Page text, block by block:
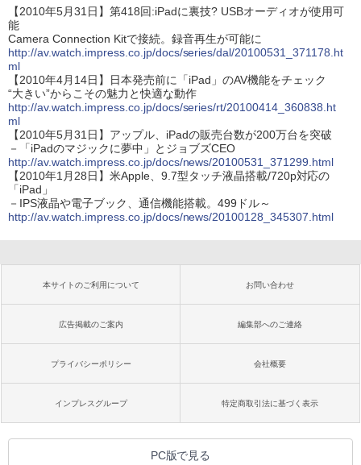
【2010年5月31日】第418回:iPadに裏技? USBオーディオが使用可
能
Camera Connection Kitで接続。録音再生が可能に
http://av.watch.impress.co.jp/docs/series/dal/20100531_371178.ht
ml
【2010年4月14日】日本発売前に「iPad」のAV機能をチェック
“大きい”からこその魅力と快適な動作
http://av.watch.impress.co.jp/docs/series/rt/20100414_360838.ht
ml
【2010年5月31日】アップル、iPadの販売台数が200万台を突破
－「iPadのマジックに夢中」とジョブズCEO
http://av.watch.impress.co.jp/docs/news/20100531_371299.html
【2010年1月28日】米Apple、9.7型タッチ液晶搭載/720p対応の
「iPad」
－IPS液晶や電子ブック、通信機能搭載。499ドル～
http://av.watch.impress.co.jp/docs/news/20100128_345307.html
本サイトのご利用について お問い合わせ
広告掲載のご案内 編集部へのご連絡
プライバシーポリシー 会社概要
インプレスグループ 特定商取引法に基づく表示
PC版で見る